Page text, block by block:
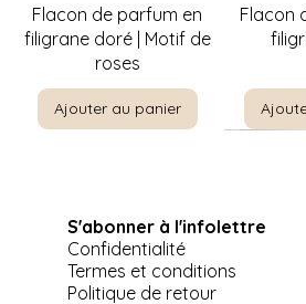
Aperçu rapide
Flacon de parfum en
filigrane doré | Motif de
roses
Ajouter au panier
Flacon
S'abonner à l'infolettre
Confidentialité
Termes et conditions
Politique de retour